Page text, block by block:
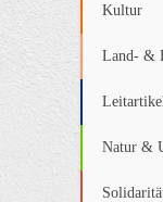
Kultur
Land- &
Leitartikel
Natur &